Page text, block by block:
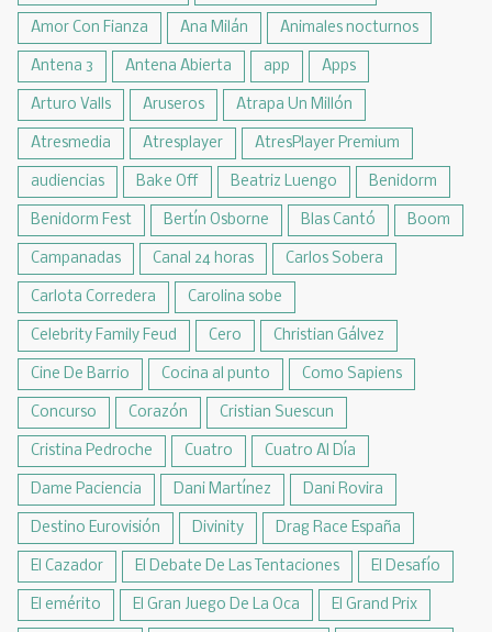
Amor Con Fianza Ana Milán Animales nocturnos
Antena 3 Antena Abierta app Apps
Arturo Valls Aruseros Atrapa Un Millón
Atresmedia Atresplayer AtresPlayer Premium
audiencias Bake Off Beatriz Luengo Benidorm
Benidorm Fest Bertín Osborne Blas Cantó Boom
Campanadas Canal 24 horas Carlos Sobera
Carlota Corredera Carolina sobe
Celebrity Family Feud Cero Christian Gálvez
Cine De Barrio Cocina al punto Como Sapiens
Concurso Corazón Cristian Suescun
Cristina Pedroche Cuatro Cuatro Al Día
Dame Paciencia Dani Martínez Dani Rovira
Destino Eurovisión Divinity Drag Race España
El Cazador El Debate De Las Tentaciones El Desafío
El emérito El Gran Juego De La Oca El Grand Prix